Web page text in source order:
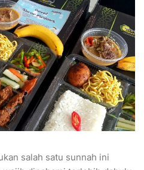
salah satu sunnah ini